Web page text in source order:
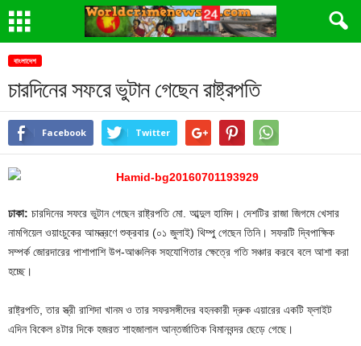
বাংলাদেশ
চারদিনের সফরে ভুটান গেছেন রাষ্ট্রপতি
Facebook Twitter
ঢাকা: চারদিনের সফরে ভুটান গেছেন রাষ্ট্রপতি মো. আব্দুল হামিদ। দেশটির রাজা জিগমে খেসার
নামগিয়েল ওয়াংচুকের আমন্ত্রণে শুক্রবার (০১ জুলাই) থিম্পু গেছেন তিনি। সফরটি দ্বিপাক্ষিক
সম্পর্ক জোরদারের পাশাপাশি উপ-আঞ্চলিক সহযোগিতার ক্ষেত্রে গতি সঞ্চার করবে বলে আশা করা
হচ্ছে।
রাষ্ট্রপতি, তার স্ত্রী রাশিদা খানম ও তার সফরসঙ্গীদের বহনকারী দ্রুক এয়ারের একটি ফ্লাইট
এদিন বিকেল ৪টার দিকে হজরত শাহজালাল আন্তর্জাতিক বিমানবন্দর ছেড়ে গেছে।